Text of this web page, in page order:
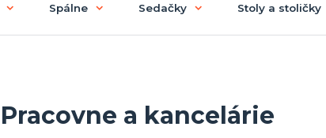
Spálne Sedačky Stoly a stoličky
Pracovne a kancelárie